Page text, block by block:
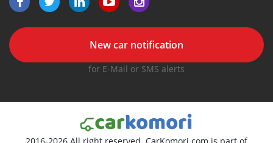
New car notification
for E-Mail or SMS alerts
2016-2026 All right reserved. CarKomori.com is part of